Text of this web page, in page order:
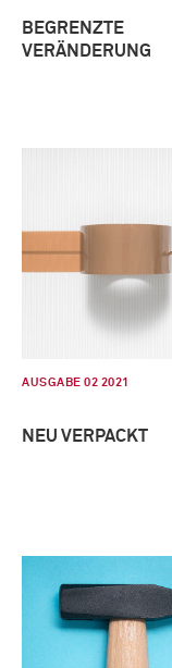
BEGRENZTE
VERÄNDERUNG
AUSGABE 02 2021
NEU VERPACKT